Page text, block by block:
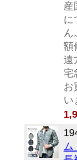
産
に
ん
額
遠
宅
お
い
ム